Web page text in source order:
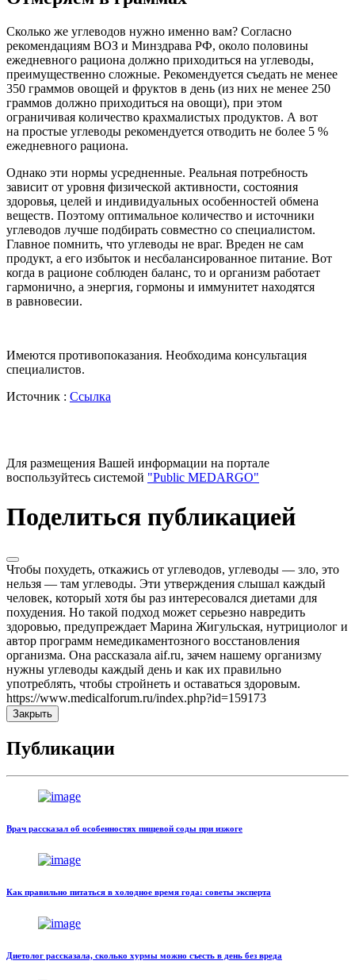
Сколько же углеводов нужно именно вам? Согласно
рекомендациям ВОЗ и Минздрава РФ, около половины
ежедневного рациона должно приходиться на углеводы,
преимущественно сложные. Рекомендуется съедать не менее
350 граммов овощей и фруктов в день (из них не менее 250
граммов должно приходиться на овощи), при этом
ограничивая количество крахмалистых продуктов. А вот
на простые углеводы рекомендуется отводить не более 5 %
ежедневного рациона.
Однако эти нормы усредненные. Реальная потребность
зависит от уровня физической активности, состояния
здоровья, целей и индивидуальных особенностей обмена
веществ. Поэтому оптимальное количество и источники
углеводов лучше подбирать совместно со специалистом.
Главное помнить, что углеводы не враг. Вреден не сам
продукт, а его избыток и несбалансированное питание. Вот
когда в рационе соблюден баланс, то и организм работает
гармонично, а энергия, гормоны и иммунитет находятся
в равновесии.
Имеются противопоказания. Необходима консультация
специалистов.
Источник : Ссылка
Для размещения Вашей информации на портале
воспользуйтесь системой "Public MEDARGO"
Поделиться публикацией
Чтобы похудеть, откажись от углеводов, углеводы — зло, это
нельзя — там углеводы. Эти утверждения слышал каждый
человек, который хотя бы раз интересовался диетами для
похудения. Но такой подход может серьезно навредить
здоровью, предупреждает Марина Жигульская, нутрициолог и
автор программ немедикаментозного восстановления
организма. Она рассказала aif.ru, зачем нашему организму
нужны углеводы каждый день и как их правильно
употреблять, чтобы стройнеть и оставаться здоровым.
https://www.medicalforum.ru/index.php?id=159173
Закрыть
Публикации
Врач рассказал об особенностях пищевой соды при изжоге
Как правильно питаться в холодное время года: советы эксперта
Диетолог рассказала, сколько хурмы можно съесть в день без вреда